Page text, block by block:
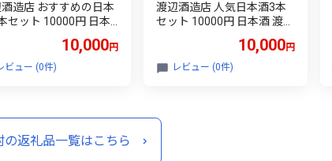
造店 おすすめの日本
セット 10000円 日本
辺酒造 金賞 受賞酒 最
賞獲得酒 特別受賞 父の
の日 ギフト お酒 日本
口 [S996]
10,000円
ビュー (0件)
渡辺酒造店 人気日本酒3本
セット 10000円 日本酒 渡辺
酒造 金賞 受賞酒 最高位賞
獲得酒 特別受賞 父の日 母
の日 ギフト お酒 日本酒 飛
口
10,000円
レビュー (0件)
の返礼品一覧はこちら